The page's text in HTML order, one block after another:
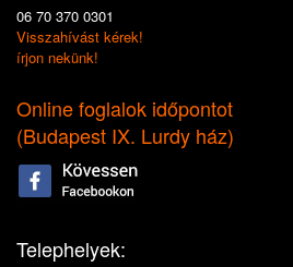
06 70 370 0301
Visszahívást kérek!
írjon nekünk!
Online foglalok időpontot
(Budapest IX. Lurdy ház)
Telephelyek: